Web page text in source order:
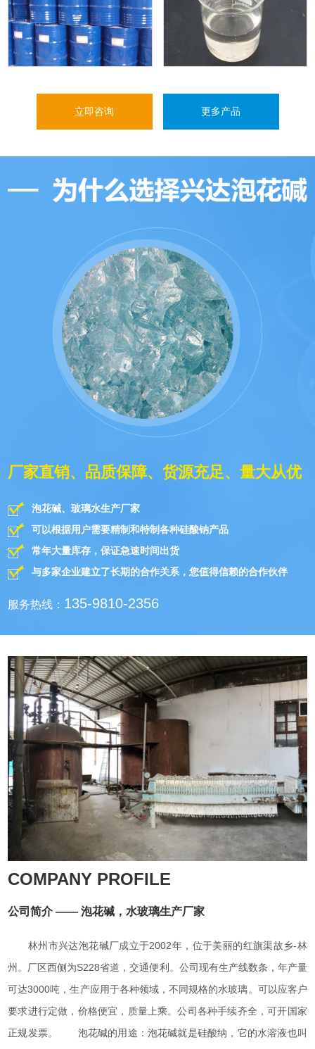
立即咨询 更多产品
厂家直销、品质保障、货源充足、量大从优
泡花碱、玻璃水生产厂家
可以根据用户需要精制和特制各种硅酸钠产品
常年大量库存，保证急速时间出货
与多家企业建立了长期的合作关系，您值得信赖的合作伙伴
服务热线： 135-9810-2356
COMPANY PROFILE
公司简介 —— 泡花碱，水玻璃生产厂家
林州市兴达泡花碱厂成立于2002年，位于美丽的红旗渠故乡-林
州。厂区西侧为S228省道，交通便利。公司现有生产线数条，年产量
可达3000吨，生产应用于各种领域，不同规格的水玻璃。可以应客户
要求进行定做，价格便宜，质量上乘。公司各种手续齐全，可开国家
正规发票。 泡花碱的用途：泡花碱就是硅酸纳，它的水溶液也叫